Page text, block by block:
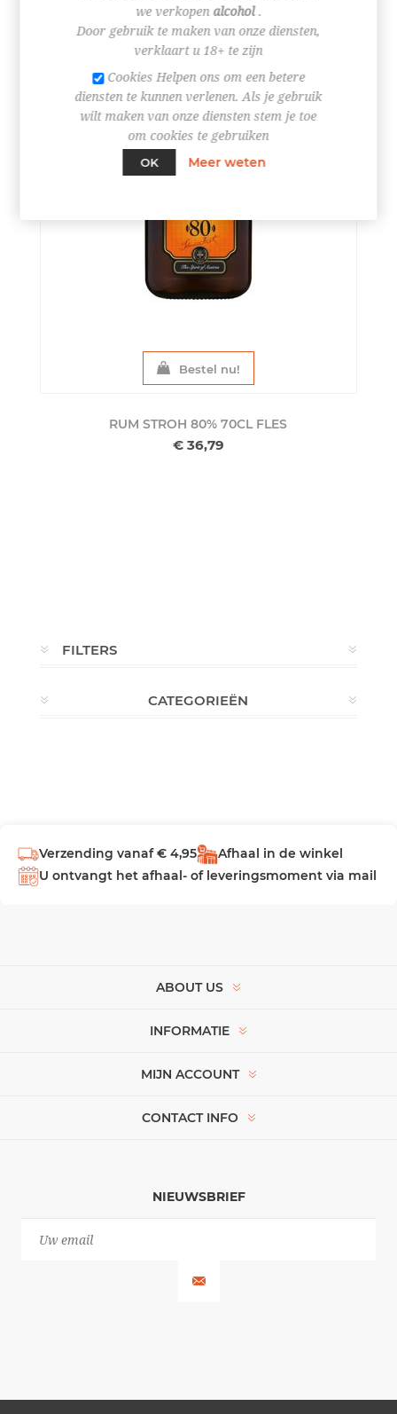
Bestel nu!
RUM STROH 80% 70CL FLES
€ 36,79
FILTERS
CATEGORIEËN
Verzending vanaf € 4,95
Afhaal in de winkel
U ontvangt het afhaal- of leveringsmoment via mail
ABOUT US
INFORMATIE
MIJN ACCOUNT
CONTACT INFO
NIEUWSBRIEF
we verkopen alcohol.
Door gebruik te maken van onze diensten,
verklaart u 18+ te zijn
Cookies Helpen ons om een betere
diensten te kunnen verlenen. Als je gebruik
wilt maken van onze diensten stem je toe
om cookies te gebruiken
OK
Meer weten